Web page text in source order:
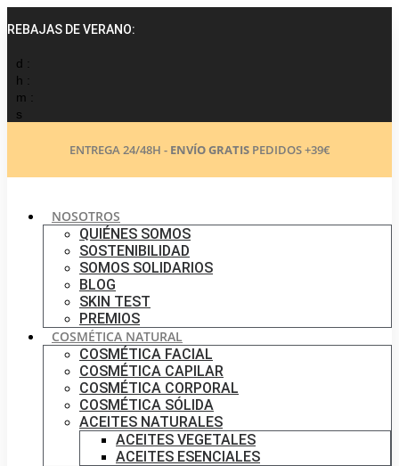
al
REBAJAS DE VERANO:
d :
h :
m :
s
ENTREGA 24/48H - ENVÍO GRATISPEDIDOS +39€
NOSOTROS
QUIÉNES SOMOS
SOSTENIBILIDAD
SOMOS SOLIDARIOS
BLOG
SKIN TEST
PREMIOS
COSMÉTICA NATURAL
COSMÉTICA FACIAL
COSMÉTICA CAPILAR
COSMÉTICA CORPORAL
COSMÉTICA SÓLIDA
ACEITES NATURALES
ACEITES VEGETALES
ACEITES ESENCIALES